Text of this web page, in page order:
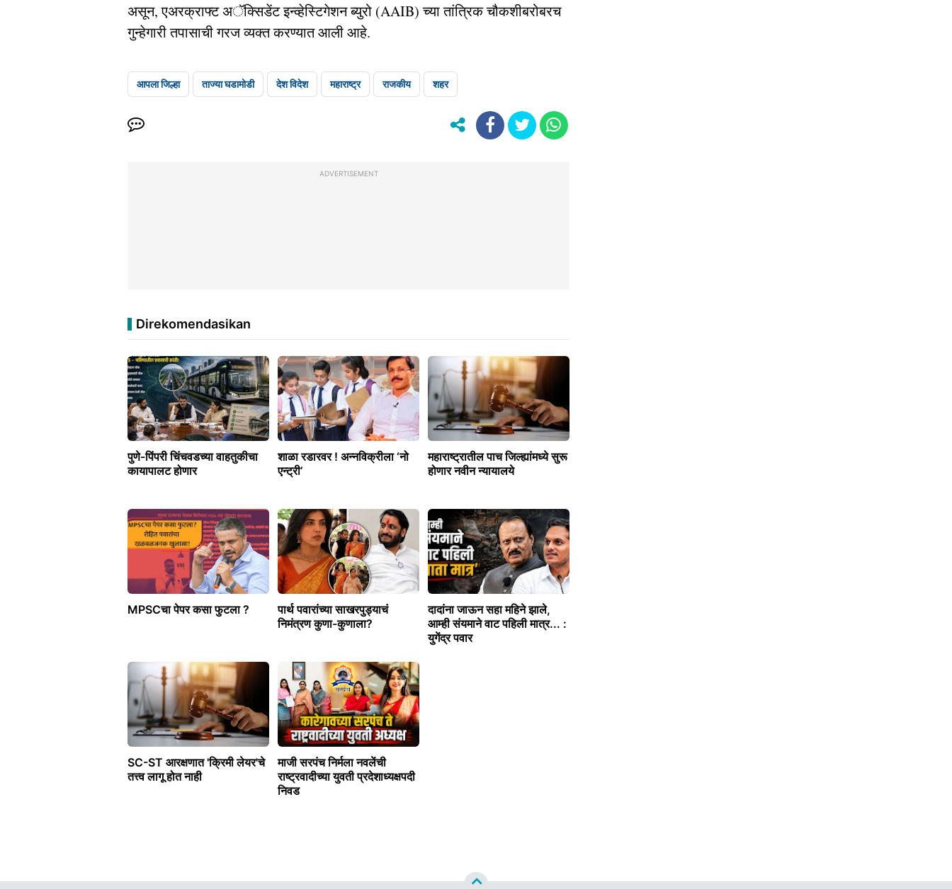
असून, एअरक्राफ्ट अॅक्सिडेंट इन्व्हेस्टिगेशन ब्युरो (AAIB) च्या तांत्रिक चौकशीबरोबरच
गुन्हेगारी तपासाची गरज व्यक्त करण्यात आली आहे.
आपला जिल्हा ताज्या घडामोडी देश विदेश महाराष्ट्र राजकीय शहर
ADVERTISEMENT
Direkomendasikan
पुणे-पिंपरी चिंचवडच्या वाहतुकीचा
कायापालट होणार
शाळा रडारवर ! अन्नविक्रीला ‘नो
एन्ट्री’
महाराष्ट्रातील पाच जिल्ह्यांमध्ये सुरू
होणार नवीन न्यायालये
MPSCचा पेपर कसा फुटला ?
पार्थ पवारांच्या साखरपुड्याचं
निमंत्रण कुणा-कुणाला?
दादांना जाऊन सहा महिने झाले,
आम्ही संयमाने वाट पहिली मात्र... :
युगेंद्र पवार
SC-ST आरक्षणात 'क्रिमी लेयर'चे
तत्त्व लागू होत नाही
माजी सरपंच निर्मला नवलेंची
राष्ट्रवादीच्या युवती प्रदेशाध्यक्षपदी
निवड